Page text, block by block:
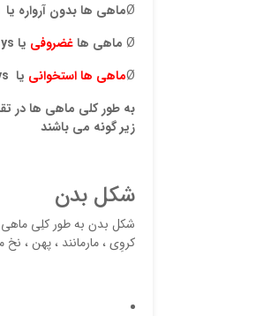
Øماهی ها بدون آرواره یا
Ø ماهی ها غضروفی یا
Øماهی ها استخوانی یا
زیر گونه می باشند
شکل بدن
شکل بدن به طور کلِي
کروِي ، مارمانند ، پهن ،